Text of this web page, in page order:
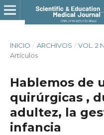
INICIO / ARCHIVOS / VOL. 2
Artículos
Hablemos de
quirúrgicas ,
adultez, la
infancia